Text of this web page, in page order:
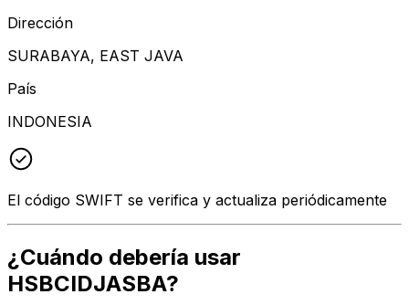
Dirección
SURABAYA, EAST JAVA
País
INDONESIA
El código SWIFT se verifica y actualiza periódicamente
¿Cuándo debería usar
HSBCIDJASBA?